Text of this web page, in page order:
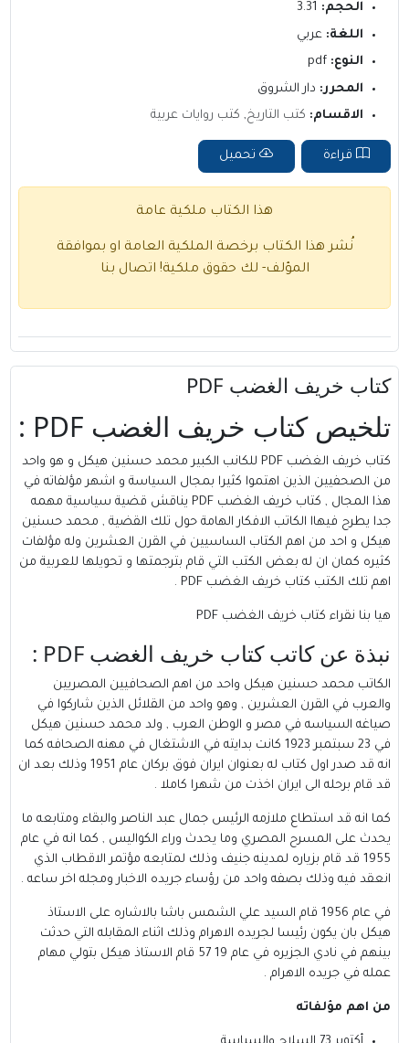
الحجم:
اللغة: عربي
النوع:
المحرر: دار الشروق
الاقسام: كتب التاريخ, كتب روايات عربية
قراءة تحميل
هذا الكتاب ملكية عامة
نُشر هذا الكتاب برخصة الملكية العامة او بموافقة
المؤلف- لك حقوق ملكية! اتصال بنا
كتاب خريف الغضب PDF
تلخيص كتاب خريف الغضب PDF :
كتاب خريف الغضب PDF للكانب الكبير محمد حسنين هيكل و هو واحد
من الصحفيين الذين اهتموا كثيرا بمجال السياسة و اشهر مؤلفاته في
هذا المجال , كتاب خريف الغضب PDF يناقش قضية سياسية مهمه
جدا يطرح فيهاا الكاتب الافكار الهامة حول تلك القضية , محمد حسنين
هيكل و احد من اهم الكتاب الساسيين في القرن العشرين وله مؤلفات
كثيره كمان ان له بعض الكتب التي قام بترجمتها و تحويلها للعربية من
اهم تلك الكتب كتاب خريف الغضب PDF .
هيا بنا نقراء كتاب خريف الغضب PDF
نبذة عن كاتب كتاب خريف الغضب PDF :
الكاتب محمد حسنين هيكل واحد من اهم الصحافيين المصريين
والعرب في القرن العشرين , وهو واحد من القلائل الذين شاركوا في
صياغه السياسه في مصر و الوطن العرب , ولد محمد حسنين هيكل
في 23 سبتمبر 1923 كانت بدايته في الاشتغال في مهنه الصحافه كما
انه قد صدر اول كتاب له بعنوان ايران فوق بركان عام 1951 وذلك بعد ان
قد قام برحله الى ايران اخذت من شهرا كاملا .
كما انه قد استطاع ملازمه الرئيس جمال عبد الناصر والبقاء ومتابعه ما
يحدث على المسرح المصري وما يحدث وراء الكواليس , كما انه في عام
1955 قد قام بزياره لمدينه جنيف وذلك لمتابعه مؤتمر الاقطاب الذي
انعقد فيه وذلك بصفه واحد من رؤساء جريده الاخبار ومجله اخر ساعه .
في عام 1956 قام السيد علي الشمس باشا بالاشاره على الاستاذ
هيكل بان يكون رئيسا لجريده الاهرام وذلك اثناء المقابله التي حدثت
بينهم في نادي الجزيره في عام 19 57 قام الاستاذ هيكل بتولي مهام
عمله في جريده الاهرام .
من اهم مؤلفاته